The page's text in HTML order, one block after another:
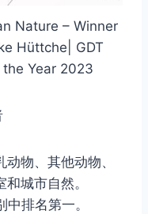
Nature – Winner
Hüttche| GDT
Year 2023
物、其他动物、
城市自然。
排名第一。